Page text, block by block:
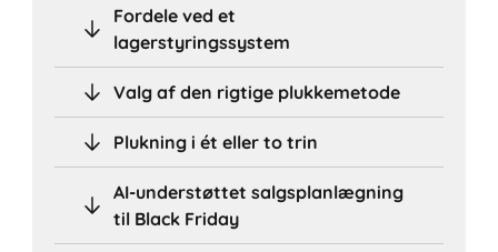
Fordele ved et
lagerstyringssystem
Valg af den rigtige plukkemetode
Plukning i ét eller to trin
AI-understøttet salgsplanlægning
til Black Friday